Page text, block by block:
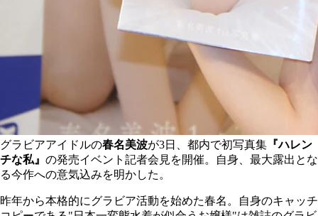
グラビアアイドルの春名美波が3日、都内で初写真集 『ハレン
チな私』 の発売イベント記者会見を開催。自身、最大露出とな
る今作への意気込みを明かした。
昨年から本格的にグラビア活動を始めた春名。自身のキャッチ